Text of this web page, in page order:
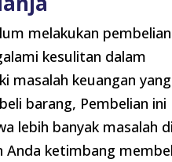
melakukan
kesulitan dalam
masalah keuangan yang
barang, Pembelian ini
lebih banyak masalah di
Anda ketimbang